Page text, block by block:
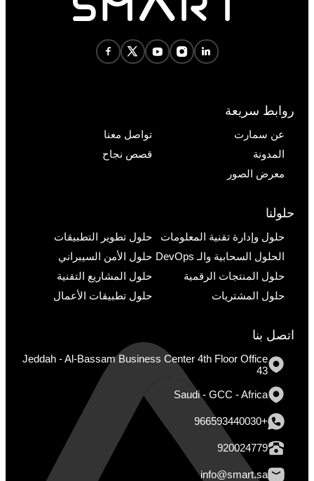
روابط سريعة
عن سمارت
تواصل معنا
المدونة
قصص نجاح
معرض الصور
حلولنا
حلول وإدارة تقنية المعلومات
حلول تطوير التطبيقات
الحلول السحابية والـ DevOps
حلول الأمن السيبراني
حلول المنتجات الرقمية
حلول المشاريع التقنية
حلول المشتريات
حلول تطبيقات الأعمال
اتصل بنا
Jeddah - Al-Bassam Business Center 4th Floor Office
43
Saudi - GCC - Africa
+966593440030
920024779
info@smart.sa